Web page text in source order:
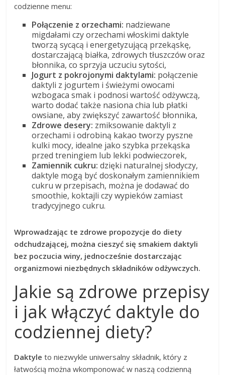
codzienne menu:
Połączenie z orzechami: nadziewane
migdałami czy orzechami włoskimi daktyle
tworzą sycącą i energetyzującą przekąskę,
dostarczającą białka, zdrowych tłuszczów oraz
błonnika, co sprzyja uczuciu sytości,
Jogurt z pokrojonymi daktylami: połączenie
daktyli z jogurtem i świeżymi owocami
wzbogaca smak i podnosi wartość odżywczą,
warto dodać także nasiona chia lub płatki
owsiane, aby zwiększyć zawartość błonnika,
Zdrowe desery: zmiksowanie daktyli z
orzechami i odrobiną kakao tworzy pyszne
kulki mocy, idealne jako szybka przekąska
przed treningiem lub lekki podwieczorek,
Zamiennik cukru: dzięki naturalnej słodyczy,
daktyle mogą być doskonałym zamiennikiem
cukru w przepisach, można je dodawać do
smoothie, koktajli czy wypieków zamiast
tradycyjnego cukru.
Wprowadzając te zdrowe propozycje do diety
odchudzającej, można cieszyć się smakiem daktyli
bez poczucia winy, jednocześnie dostarczając
organizmowi niezbędnych składników odżywczych.
Jakie są zdrowe przepisy
i jak włączyć daktyle do
codziennej diety?
Daktyle to niezwykle uniwersalny składnik, który z
łatwością można wkomponować w naszą codzienną